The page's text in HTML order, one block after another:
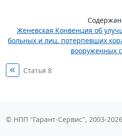
Женевская Конвенция об
больных и лиц, потерпевших
вооруженных
Статья 8
© НПП "Гарант-Сервис", 2003-2026